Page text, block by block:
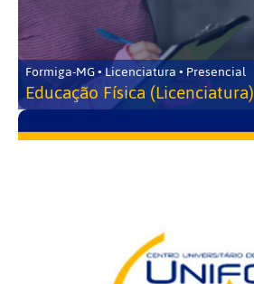
Formiga-MG • Licenciatura • Presencial
Educação Física (Licenciatura)